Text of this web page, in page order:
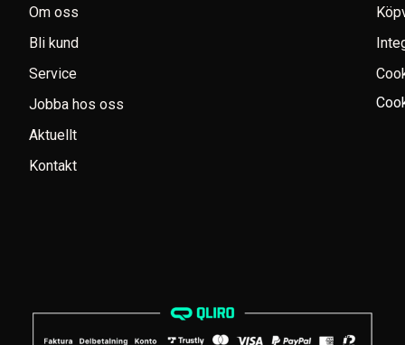
Om oss
Bli kund
Service
Jobba hos oss
Aktuellt
Kontakt